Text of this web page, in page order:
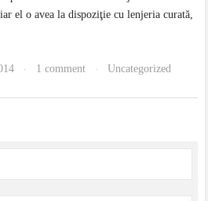
el o avea la dispoziţie cu lenjeria curată,
· 1 comment · Uncategorized